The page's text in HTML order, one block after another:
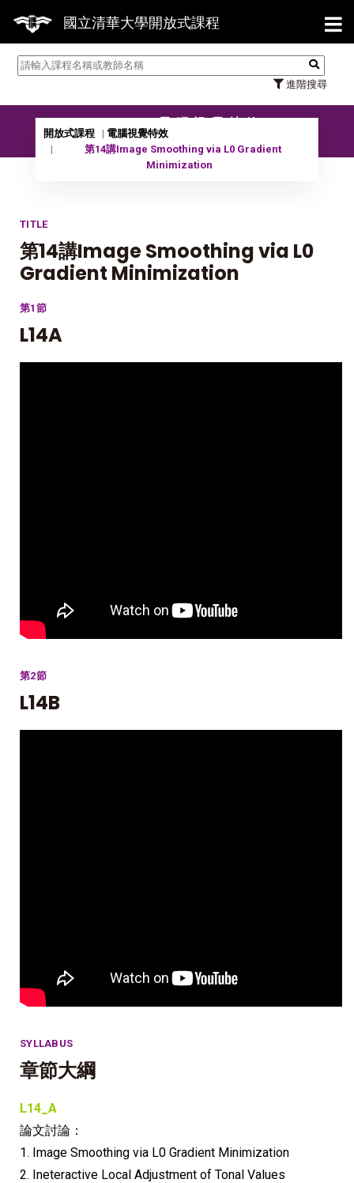
國立清華大學開放式課程
進階搜尋
【
10302 電腦視覺特效
開放式課程
電腦視覺特效
第14講Image Smoothing via L0 Gradient
Minimization
TITLE
第14講Image Smoothing via L0
Gradient Minimization
第1節
L14A
第2節
L14B
SYLLABUS
章節大綱
L14_A
論文討論：
1. Image Smoothing via L0 Gradient Minimization
2. Ineteractive Local Adjustment of Tonal Values